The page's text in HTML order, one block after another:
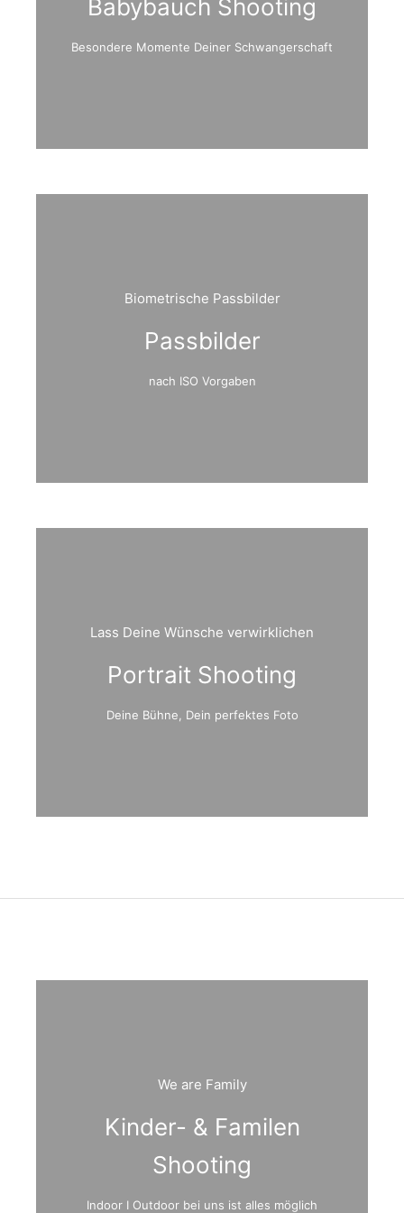
Babybauch Shooting
Besondere Momente Deiner Schwangerschaft
Biometrische Passbilder
Passbilder
nach ISO Vorgaben
Lass Deine Wünsche verwirklichen
Portrait Shooting
Deine Bühne, Dein perfektes Foto
We are Family
Kinder- & Familen
Shooting
Indoor I Outdoor bei uns ist alles möglich